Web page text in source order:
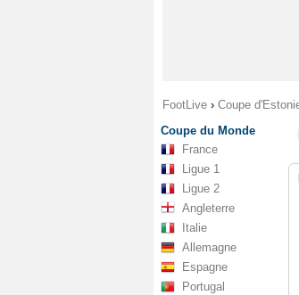
FootLive › Coupe
Coupe du Monde
France
Ligue 1
Ligue 2
Angleterre
Italie
Allemagne
Espagne
Portugal